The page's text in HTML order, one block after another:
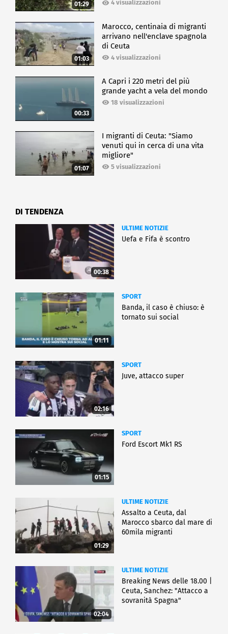
01:29 4 visualizzazioni
01:03
Marocco, centinaia di migranti
arrivano nell'enclave spagnola
di Ceuta
4 visualizzazioni
00:33
A Capri i 220 metri del più
grande yacht a vela del mondo
18 visualizzazioni
01:07
I migranti di Ceuta: "Siamo
venuti qui in cerca di una vita
migliore"
5 visualizzazioni
DI TENDENZA
00:38
ULTIME NOTIZIE
Uefa e Fifa è scontro
01:11
SPORT
Banda, il caso è chiuso: è
tornato sui social
02:16
SPORT
Juve, attacco super
01:15
SPORT
Ford Escort Mk1 RS
01:29
ULTIME NOTIZIE
Assalto a Ceuta, dal
Marocco sbarco dal mare di
60mila migranti
02:04
ULTIME NOTIZIE
Breaking News delle 18.00 |
Ceuta, Sanchez: "Attacco a
sovranità Spagna"